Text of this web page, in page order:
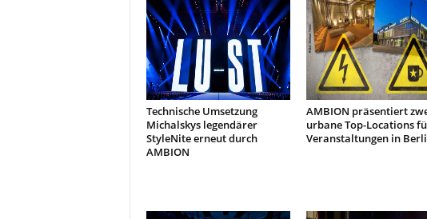
Technische Umsetzung
Michalskys legendärer
StyleNite erneut durch
AMBION
AMBION präsentiert
urbane Top-Locations
Veranstaltungen in